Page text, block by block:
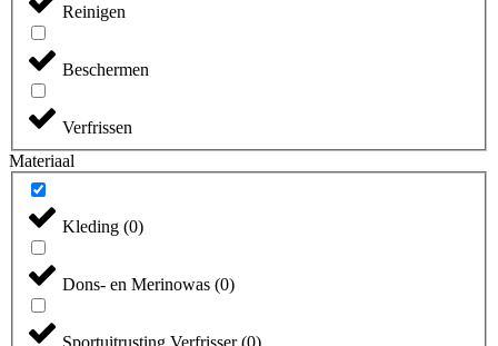
Reinigen
Beschermen
Verfrissen
Materiaal
Kleding (0)
Dons- en Merinowas (0)